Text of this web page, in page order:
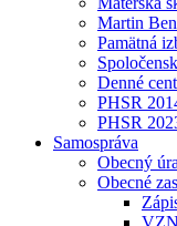
Martin
Pamätná
Denné
PHSR
PHSR
Samospráva
Obecný
Obecné